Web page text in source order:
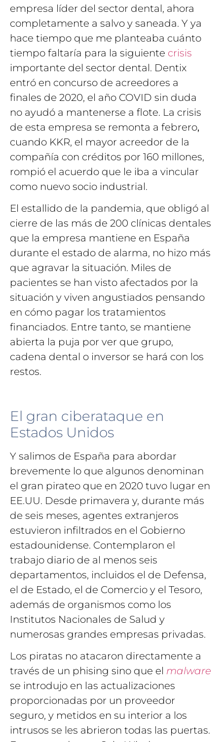
empresa líder del sector dental, ahora
completamente a salvo y saneada. Y ya
hace tiempo que me planteaba cuánto
tiempo faltaría para la siguiente crisis
importante del sector dental. Dentix
entró en concurso de acreedores a
finales de 2020, el año COVID sin duda
no ayudó a mantenerse a flote. La crisis
de esta empresa se remonta a febrero,
cuando KKR, el mayor acreedor de la
compañía con créditos por 160 millones,
rompió el acuerdo que le iba a vincular
como nuevo socio industrial.
El estallido de la pandemia, que obligó al
cierre de las más de 200 clínicas dentales
que la empresa mantiene en España
durante el estado de alarma, no hizo más
que agravar la situación. Miles de
pacientes se han visto afectados por la
situación y viven angustiados pensando
en cómo pagar los tratamientos
financiados. Entre tanto, se mantiene
abierta la puja por ver que grupo,
cadena dental o inversor se hará con los
restos.
El gran ciberataque en
Estados Unidos
Y salimos de España para abordar
brevemente lo que algunos denominan
el gran pirateo que en 2020 tuvo lugar en
EE.UU. Desde primavera y, durante más
de seis meses, agentes extranjeros
estuvieron infiltrados en el Gobierno
estadounidense. Contemplaron el
trabajo diario de al menos seis
departamentos, incluidos el de Defensa,
el de Estado, el de Comercio y el Tesoro,
además de organismos como los
Institutos Nacionales de Salud y
numerosas grandes empresas privadas.
Los piratas no atacaron directamente a
través de un phising sino que el malware
se introdujo en las actualizaciones
proporcionadas por un proveedor
seguro, y metidos en su interior a los
intrusos se les abrieron todas las puertas.